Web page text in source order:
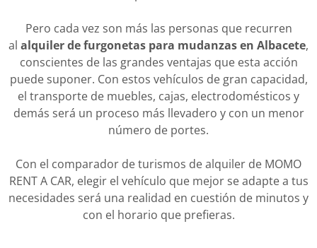
Pero cada vez son más las personas que recurren
al alquiler de furgonetas para mudanzas en Albacete,
conscientes de las grandes ventajas que esta acción
puede suponer. Con estos vehículos de gran capacidad,
el transporte de muebles, cajas, electrodomésticos y
demás será un proceso más llevadero y con un menor
número de portes.
Con el comparador de turismos de alquiler de MOMO
RENT A CAR, elegir el vehículo que mejor se adapte a tus
necesidades será una realidad en cuestión de minutos y
con el horario que prefieras.